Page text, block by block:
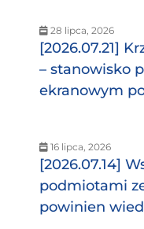
28 lipca, 2026
[2026.07.21]
– stanowisko
ekranowym
16 lipca, 2026
[2026.07.14]
podmiotami
powinien